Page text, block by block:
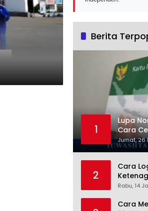
Berita
1
Lupa
Cara
KIS
Jumat, 26
2
Cara
Tutorial
Rabu, 14
Cara